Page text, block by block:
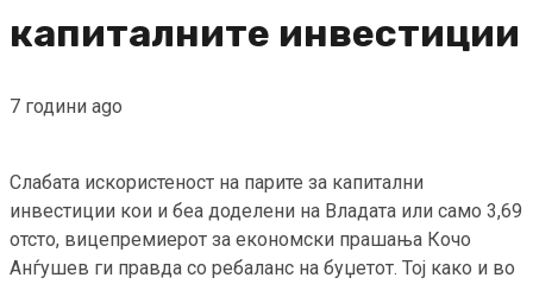
капиталните инвестиции
7 години ago
Слабата искористеност на парите за капитални
инвестиции кои и беа доделени на Владата или само 3,69
отсто, вицепремиерот за економски прашања Кочо
Анѓушев ги правда со ребаланс на буџетот. Тој како и во